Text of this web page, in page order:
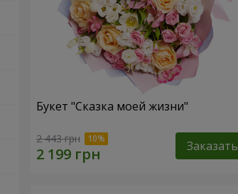
Букет "Сказка моей жизни"
2 443 грн Заказать